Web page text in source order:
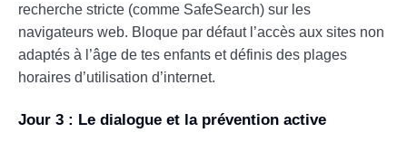
recherche stricte (comme SafeSearch) sur les
navigateurs web. Bloque par défaut l’accès aux sites non
adaptés à l’âge de tes enfants et définis des plages
horaires d’utilisation d’internet.
Jour 3 : Le dialogue et la prévention active